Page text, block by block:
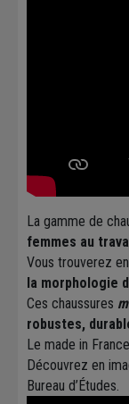
La gamme de
femmes au
Vous trouverez
la morphologie
Ces chaussures
robustes,
Le made in
Découvrez en
Bureau d’Études.